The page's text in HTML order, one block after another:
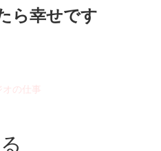
ら幸せです
オの仕事